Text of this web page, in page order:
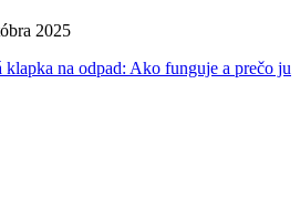
2025
klapka na odpad: Ako funguje a prečo ju